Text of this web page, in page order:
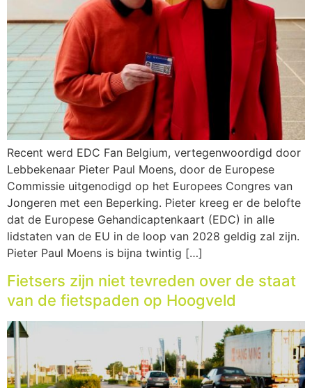
Recent werd EDC Fan Belgium, vertegenwoordigd door
Lebbekenaar Pieter Paul Moens, door de Europese
Commissie uitgenodigd op het Europees Congres van
Jongeren met een Beperking. Pieter kreeg er de belofte
dat de Europese Gehandicaptenkaart (EDC) in alle
lidstaten van de EU in de loop van 2028 geldig zal zijn.
Pieter Paul Moens is bijna twintig […]
Fietsers zijn niet tevreden over de staat
van de fietspaden op Hoogveld